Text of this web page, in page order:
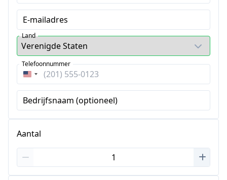
E-mailadres
Land
Verenigde
Staten
+1
Telefoonnummer
Bedrijfsnaam (optioneel)
Aantal